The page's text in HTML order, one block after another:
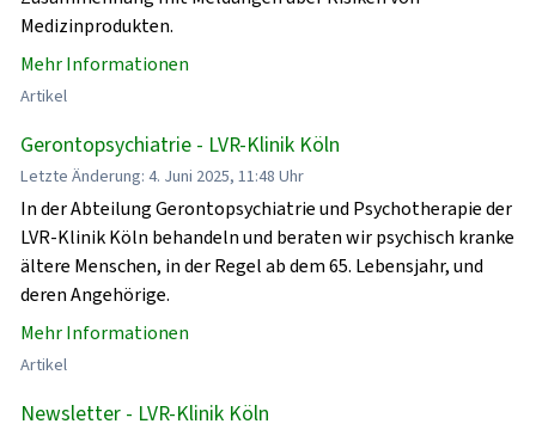
Medizinprodukten.
Mehr Informationen
Artikel
Gerontopsychiatrie - LVR-Klinik Köln
Letzte Änderung: 4. Juni 2025, 11:48 Uhr
In der Abteilung Gerontopsychiatrie und Psychotherapie der
LVR-Klinik Köln behandeln und beraten wir psychisch kranke
ältere Menschen, in der Regel ab dem 65. Lebensjahr, und
deren Angehörige.
Mehr Informationen
Artikel
Newsletter - LVR-Klinik Köln